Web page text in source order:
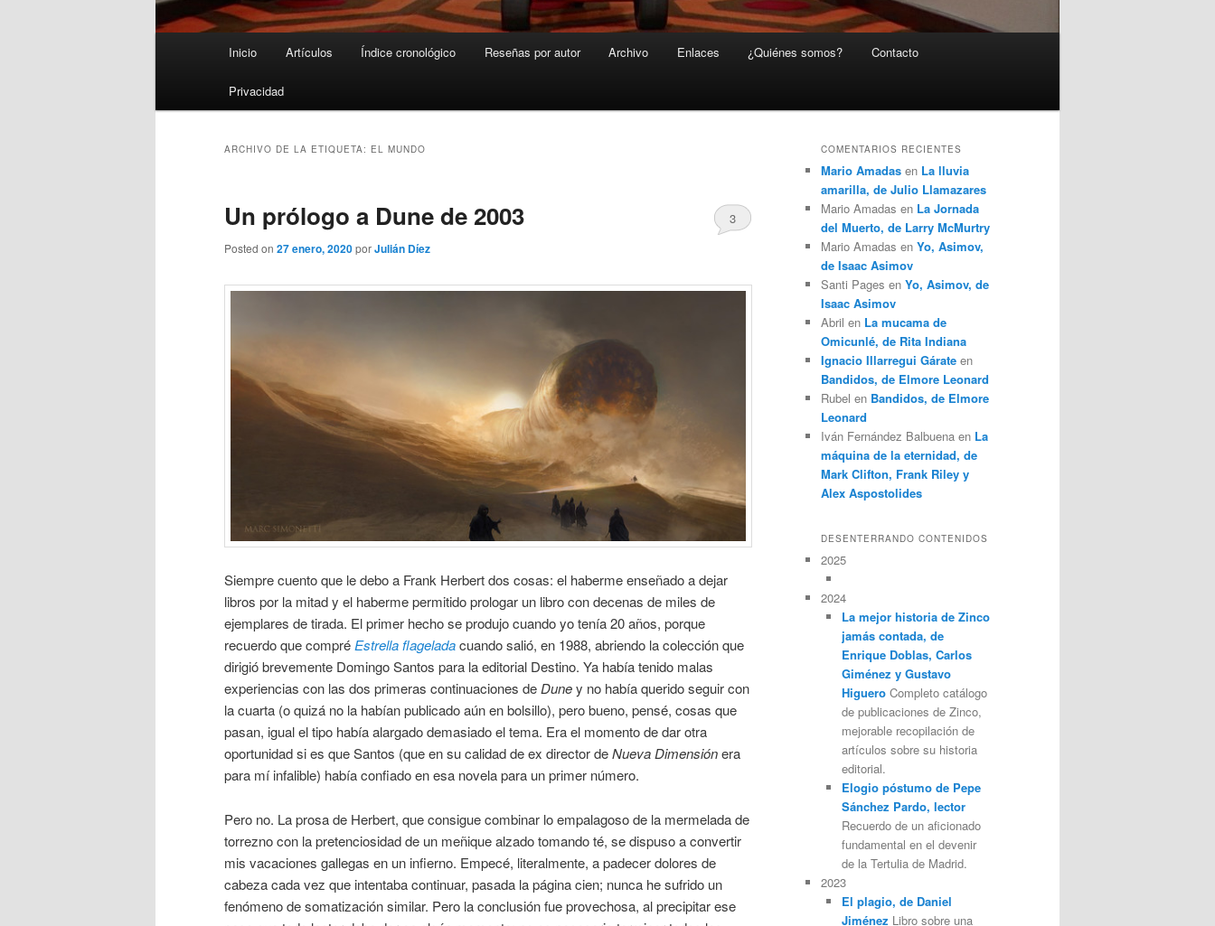
Inicio Artículos Índice cronológico Reseñas por autor Archivo Enlaces ¿Quiénes somos? Contacto
Privacidad
ARCHIVO DE LA ETIQUETA: EL MUNDO
Un prólogo a Dune de 2003
Posted on 27 enero, 2020porJulián Díez
3
Siempre cuento que le debo a Frank Herbert dos cosas: el haberme enseñado a dejar
libros por la mitad y el haberme permitido prologar un libro con decenas de miles de
ejemplares de tirada. El primer hecho se produjo cuando yo tenía 20 años, porque
recuerdo que compréEstrella flageladacuando salió, en 1988, abriendo la colección que
dirigió brevemente Domingo Santos para la editorial Destino. Ya había tenido malas
experiencias con las dos primeras continuaciones deDuney no había querido seguir con
la cuarta (o quizá no la habían publicado aún en bolsillo), pero bueno, pensé, cosas que
pasan, igual el tipo había alargado demasiado el tema. Era el momento de dar otra
oportunidad si es que Santos (que en su calidad de ex director deNueva Dimensiónera
para mí infalible) había confiado en esa novela para un primer número.
Pero no. La prosa de Herbert, que consigue combinar lo empalagoso de la mermelada de
torrezno con la pretenciosidad de un meñique alzado tomando té, se dispuso a convertir
mis vacaciones gallegas en un infierno. Empecé, literalmente, a padecer dolores de
cabeza cada vez que intentaba continuar, pasada la página cien; nunca he sufrido un
fenómeno de somatización similar. Pero la conclusión fue provechosa, al precipitar ese
COMENTARIOS RECIENTES
Mario Amadas en La lluvia
amarilla, de Julio Llamazares
Mario Amadas en La Jornada
del Muerto, de Larry McMurtry
Mario Amadas en Yo, Asimov,
de Isaac Asimov
Santi Pages en Yo, Asimov, de
Isaac Asimov
Abril en La mucama de
Omicunlé, de Rita Indiana
Ignacio Illarregui Gárate en
Bandidos, de Elmore Leonard
Rubel en Bandidos, de Elmore
Leonard
Iván Fernández Balbuena en La
máquina de la eternidad, de
Mark Clifton, Frank Riley y
Alex Aspostolides
DESENTERRANDO CONTENIDOS
2025
2024
La mejor historia de Zinco
jamás contada, de
Enrique Doblas, Carlos
Giménez y Gustavo
HigueroCompleto catálogo
de publicaciones de Zinco,
mejorable recopilación de
artículos sobre su historia
editorial.
Elogio póstumo de Pepe
Sánchez Pardo, lector
Recuerdo de un aficionado
fundamental en el devenir
de la Tertulia de Madrid.
2023
El plagio, de Daniel
Jiménez Libro sobre una